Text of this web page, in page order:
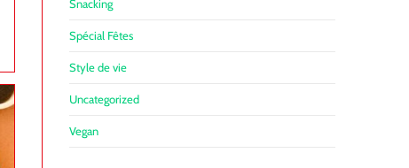
Snacking
Spécial Fêtes
Style de vie
Uncategorized
Vegan